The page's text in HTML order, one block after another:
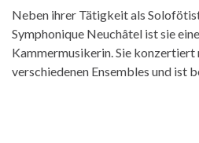
Neben ihrer Tätigkeit als
Symphonique Neuchâtel ist sie
Kammermusikerin. Sie
verschiedenen Ensembles und ist